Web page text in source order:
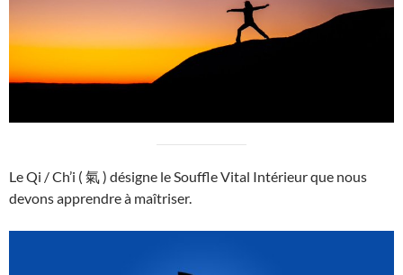
Le Qi / Ch’i ( 氣 ) désigne le Souffle Vital Intérieur que nous
devons apprendre à maîtriser.